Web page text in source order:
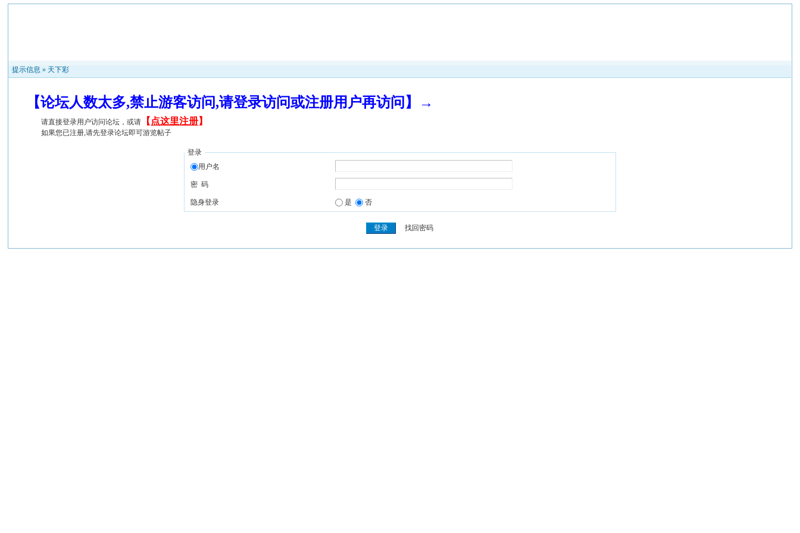
提示信息 » 天下彩
【论坛人数太多,禁止游客访问,请登录访问或注册用户再访问】→
请直接登录用户访问论坛，或请 【 点这里注册】
如果您已注册,请先登录论坛即可游览帖子
登录
用户名
密 码
隐身登录 是 否
找回密码